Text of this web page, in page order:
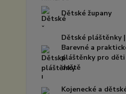
Dětské župany
Dětské pláštěnky |
Barevné a
pláštěnky pro děti
deště
Kojenecké a